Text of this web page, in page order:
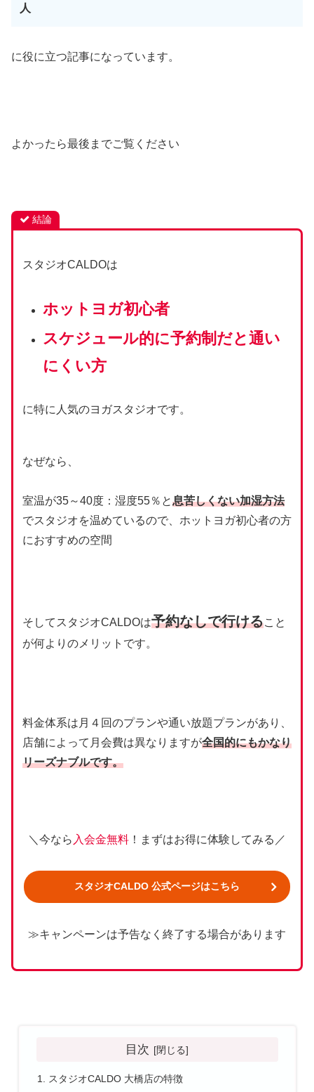
人
に役に立つ記事になっています。
よかったら最後までご覧ください
結論
スタジオCALDOは
ホットヨガ初心者
スケジュール的に予約制だと通い
にくい方
に特に人気のヨガスタジオです。
なぜなら、
室温が35～40度：湿度55％と息苦しくない加湿方法
でスタジオを温めているので、ホットヨガ初心者の方
におすすめの空間
そしてスタジオCALDOは予約なしで行けること
が何よりのメリットです。
料金体系は月４回のプランや通い放題プランがあり、
店舗によって月会費は異なりますが全国的にもかなり
リーズナブルです。
＼今なら 入会金無料 ！まずはお得に体験してみる／
スタジオCALDO 公式ページはこちら
≫キャンペーンは予告なく終了する場合があります
目次
スタジオCALDO 大橋店の特徴